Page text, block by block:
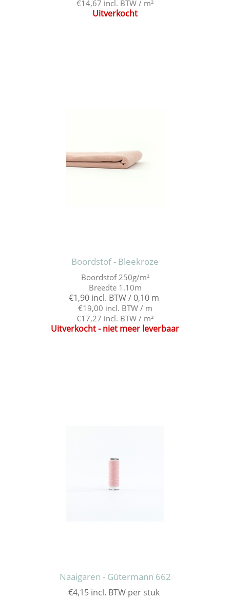
€14,67 incl. BTW / m²
Uitverkocht
Boordstof - Bleekroze
Boordstof 250g/m²
Breedte 1.10m
€1,90 incl. BTW / 0,10 m
€19,00 incl. BTW / m
€17,27 incl. BTW / m²
Uitverkocht - niet meer leverbaar
Naaigaren - Gütermann 662
€4,15 incl. BTW per stuk